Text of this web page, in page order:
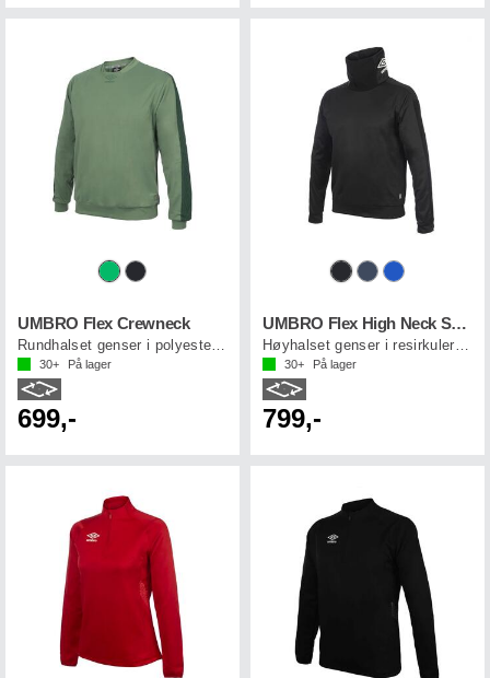
UMBRO Flex Crewneck
30+ På lager
699,-
UMBRO Flex High Neck Sweater
30+ På lager
799,-